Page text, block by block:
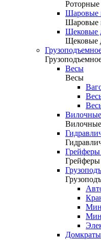
Роторные
Шаровые
Шаровые
Щековые
Щековые
Весы
Весы
Домкраты